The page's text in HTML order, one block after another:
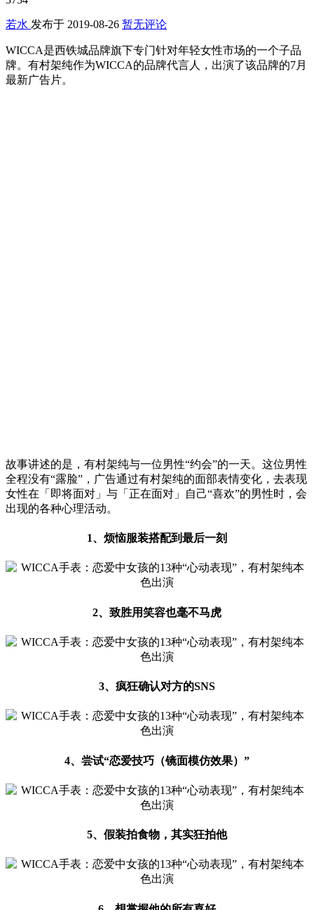
若水 发布于 2019-08-26 暂无评论
WICCA是西铁城品牌旗下专门针对年轻女性市场的一个子品
牌。有村架纯作为WICCA的品牌代言人，出演了该品牌的7月
最新广告片。
故事讲述的是，有村架纯与一位男性“约会”的一天。这位男性
全程没有“露脸”，广告通过有村架纯的面部表情变化，去表现
女性在「即将面对」与「正在面对」自己“喜欢”的男性时，会
出现的各种心理活动。
1、烦恼服装搭配到最后一刻
2、致胜用笑容也毫不马虎
3、疯狂确认对方的SNS
4、尝试“恋爱技巧（镜面模仿效果）”
5、假装拍食物，其实狂拍他